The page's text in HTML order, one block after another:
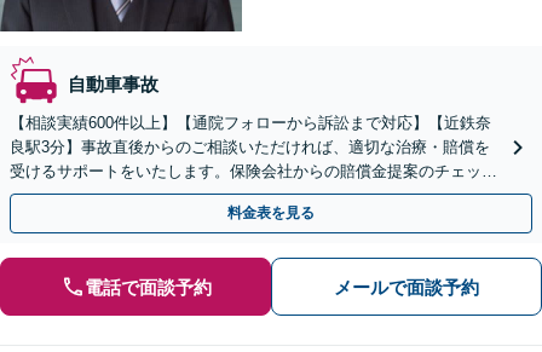
自動車事故
【相談実績600件以上】【通院フォローから訴訟まで対応】【近鉄奈
良駅3分】事故直後からのご相談いただければ、適切な治療・賠償を
受けるサポートをいたします。保険会社からの賠償金提案のチェック
もいたします。いつでもご相談ください。
料金表を見る
電話で面談予約 メールで面談予約